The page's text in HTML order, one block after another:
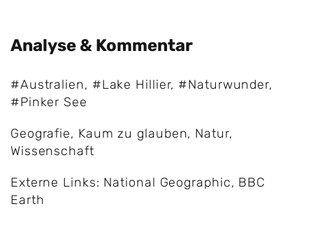
Analyse & Kommentar
#Australien, #Lake Hillier, #Naturwunder,
#Pinker See
Geografie, Kaum zu glauben, Natur,
Wissenschaft
Externe Links: National Geographic, BBC
Earth